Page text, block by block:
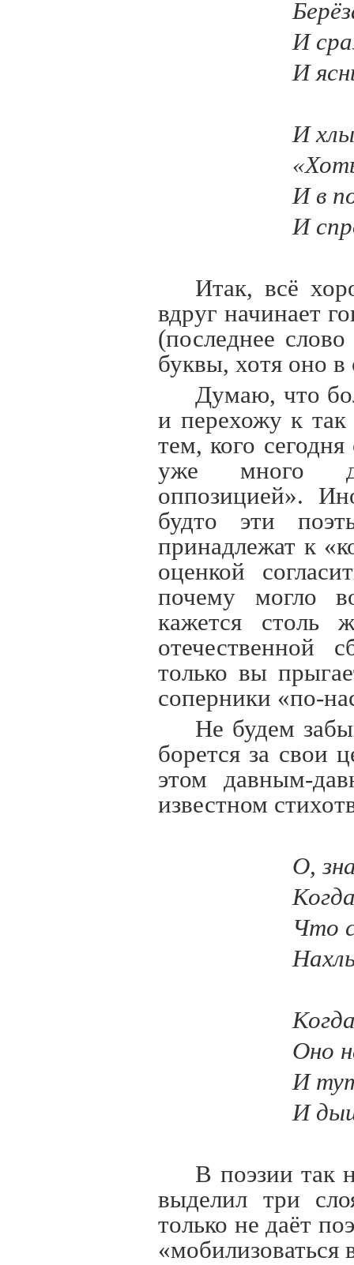
И
И
И
И в
И
Итак, всё
вдруг начинает
(последнее
буквы, хотя оно в
Думаю, что
и перехожу к так
тем, кого
уже много
оппозицией».
будто эти
принадлежат к
оценкой
почему могло
кажется столь
отечественной
только вы
соперники «по-
Не будем
борется за свои
этом давным-
известном
О,
Что
Оно
И
И
В поэзии так
выделил три
только не даёт
«мобилизоваться